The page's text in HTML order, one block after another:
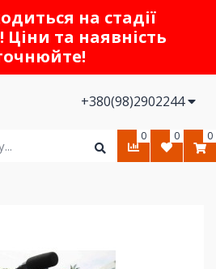
на стадії
та наявність
+380(98)2902244
0 0 0